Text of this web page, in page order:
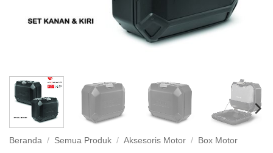
Beranda / Semua Produk / Aksesoris Motor / Box Motor